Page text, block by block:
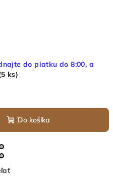
do piatku do 8:00, a
ks)
Do košíka